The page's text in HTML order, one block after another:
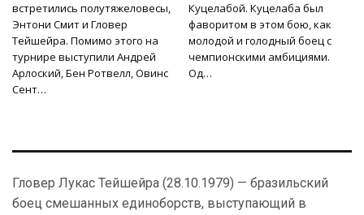
встретились полутяжеловесы,
Энтони Смит и Гловер
Тейшейра. Помимо этого на
турнире выступили Андрей
Арлоский, Бен Ротвелл, Овинс
Сент…
Куцелабой. Куцелаба был
фаворитом в этом бою, как
молодой и голодный боец с
чемпионскими амбициями.
Од…
Гловер Лукас Тейшейра (28.10.1979) — бразильский
боец смешанных единоборств, выступающий в